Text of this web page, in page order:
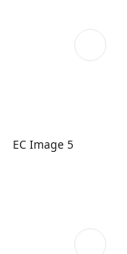
EC Image 5